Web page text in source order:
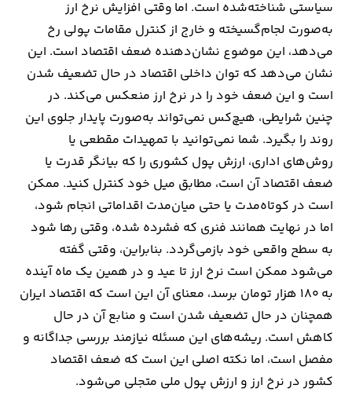
سیاستی شناخته‌شده است. اما وقتی افزایش نرخ ارز
به‌صورت لجام‌گسیخته و خارج از کنترل مقامات پولی رخ
می‌دهد، این موضوع نشان‌دهنده ضعف اقتصاد است. این
نشان می‌دهد که توان داخلی اقتصاد در حال تضعیف شدن
است و این ضعف خود را در نرخ ارز منعکس می‌کند. در
چنین شرایطی، هیچ‌کس نمی‌تواند به‌صورت پایدار جلوی این
روند را بگیرد. شما نمی‌توانید با تمهیدات مقطعی یا
روش‌های اداری، ارزش پول کشوری را که بیانگر قدرت یا
ضعف اقتصاد آن است، مطابق میل خود کنترل کنید. ممکن
است در کوتاه‌مدت یا حتی میان‌مدت اقداماتی انجام شود،
اما در نهایت همانند فنری که فشرده شده، وقتی رها شود
به سطح واقعی خود بازمی‌گردد. بنابراین، وقتی گفته
می‌شود ممکن است نرخ ارز تا عید و در همین یک ماه آینده
به ۱۸۰ هزار تومان برسد، معنای آن این است که اقتصاد ایران
همچنان در حال تضعیف شدن است و منابع آن در حال
کاهش است. ریشه‌های این مسئله نیازمند بررسی جداگانه و
مفصل است، اما نکته اصلی این است که ضعف اقتصاد
کشور در نرخ ارز و ارزش پول ملی متجلی می‌شود.